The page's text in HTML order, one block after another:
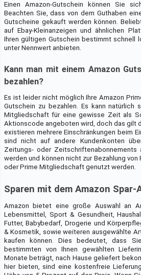
Einen Amazon-Gutschein können Sie
Beachten Sie, dass von dem Guthaben
Gutscheine gekauft werden können.
auf Ebay-Kleinanzeigen und ähnlichen
Ihren gültigen Gutschein bestimmt schnell
unter Nennwert anbieten.
Kann man mit einem Amazon
bezahlen?
Es ist leider nicht möglich Ihre Amazon
Gutschein zu bezahlen. Es kann natürlich
Mitgliedschaft für eine gewisse Zeit als
Aktionscode angeboten wird, doch das gilt
existieren mehrere Einschränkungen beim
sind nicht auf andere Kundenkonten
Zeitungs- oder Zeitschriftenabonnements
werden und können nicht zur Bezahlung
oder Prime Mitgliedschaft genutzt werden.
Sparen mit dem Amazon Spar-
Amazon bietet eine große Auswahl an
Lebensmittel, Sport & Gesundheit,
Futter, Babybedarf, Drogerie und
& Kosmetik, sowie weiteren ausgewählte
kaufen können. Dies bedeutet, dass
bestimmten von Ihnen gewählten
Monate beträgt, nach Hause geliefert
hier bieten, sind eine kostenfreie